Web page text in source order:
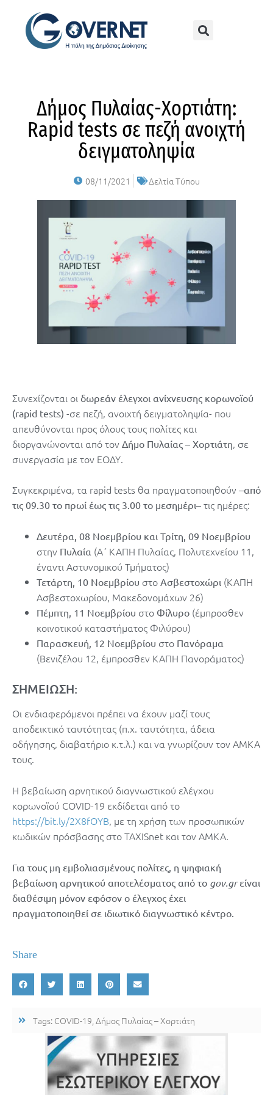
Δήμος Πυλαίας-Χορτιάτη:
Rapid tests σε πεζή ανοιχτή
δειγματοληψία
08/11/2021 Δελτία Τύπου
Συνεχίζονται οι δωρεάν έλεγχοι ανίχνευσης κορωνοϊού
(rapid tests) -σε πεζή, ανοιχτή δειγματοληψία- που
απευθύνονται προς όλους τους πολίτες και
διοργανώνονται από τον Δήμο Πυλαίας – Χορτιάτη, σε
συνεργασία με τον ΕΟΔΥ.
Συγκεκριμένα, τα rapid tests θα πραγματοποιηθούν –από
τις 09.30 το πρωί έως τις 3.00 το μεσημέρι– τις ημέρες:
Δευτέρα, 08 Νοεμβρίου και Τρίτη, 09 Νοεμβρίου
στην Πυλαία (Α΄ ΚΑΠΗ Πυλαίας, Πολυτεχνείου 11,
έναντι Αστυνομικού Τμήματος)
Τετάρτη, 10 Νοεμβρίου στο Ασβεστοχώρι (ΚΑΠΗ
Ασβεστοχωρίου, Μακεδονομάχων 26)
Πέμπτη, 11 Νοεμβρίου στο Φίλυρο (έμπροσθεν
κοινοτικού καταστήματος Φιλύρου)
Παρασκευή, 12 Νοεμβρίου στο Πανόραμα
(Βενιζέλου 12, έμπροσθεν ΚΑΠΗ Πανοράματος)
ΣΗΜΕΙΩΣΗ:
Οι ενδιαφερόμενοι πρέπει να έχουν μαζί τους
αποδεικτικό ταυτότητας (π.χ. ταυτότητα, άδεια
οδήγησης, διαβατήριο κ.τ.λ.) και να γνωρίζουν τον ΑΜΚΑ
τους.
Η βεβαίωση αρνητικού διαγνωστικού ελέγχου
κορωνοϊού COVID-19 εκδίδεται από το
https://bit.ly/2X8fOYB, με τη χρήση των προσωπικών
κωδικών πρόσβασης στο TAXISnet και τον ΑΜΚΑ.
Για τους μη εμβολιασμένους πολίτες, η ψηφιακή
βεβαίωση αρνητικού αποτελέσματος από το gov.grείναι
διαθέσιμη μόνον εφόσον ο έλεγχος έχει
πραγματοποιηθεί σε ιδιωτικό διαγνωστικό κέντρο.
Share
Tags: COVID-19,Δήμος Πυλαίας – Χορτιάτη